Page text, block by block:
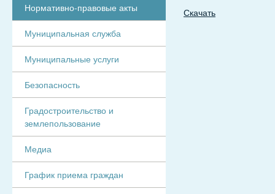
Скачать
Нормативно-правовые акты
Муниципальная служба
Муниципальные услуги
Безопасность
Градостроительство и
землепользование
Медиа
График приема граждан